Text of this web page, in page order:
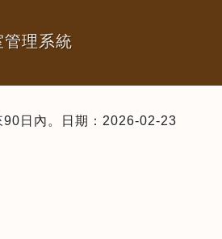
理系統
90日內。日期：2026-02-23